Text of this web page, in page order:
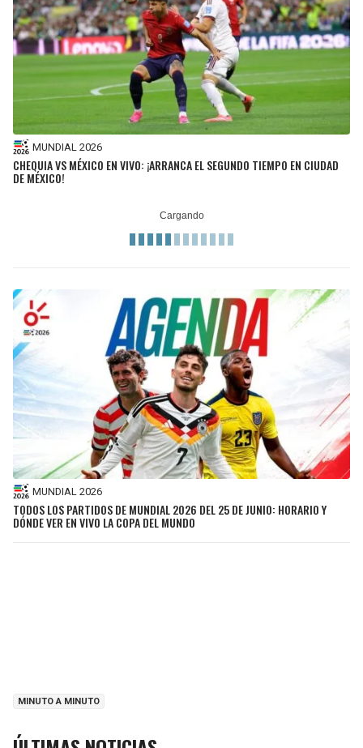
MUNDIAL 2026
CHEQUIA VS MÉXICO EN VIVO: ¡ARRANCA EL SEGUNDO TIEMPO EN CIUDAD
DE MÉXICO!
MUNDIAL 2026
TODOS LOS PARTIDOS DE MUNDIAL 2026 DEL 25 DE JUNIO: HORARIO Y
DÓNDE VER EN VIVO LA COPA DEL MUNDO
MINUTO A MINUTO